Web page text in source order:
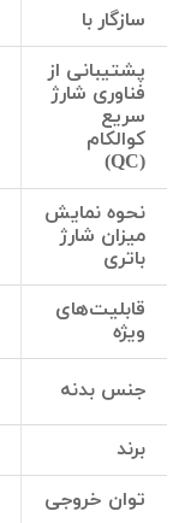
سازگار با
پشتیبانی از
فناوری شارژ
سریع
کوالکام
(QC)
نحوه نمایش
میزان شارژ
باتری
قابلیت‌های
ویژه
جنس بدنه
برند
توان خروجی